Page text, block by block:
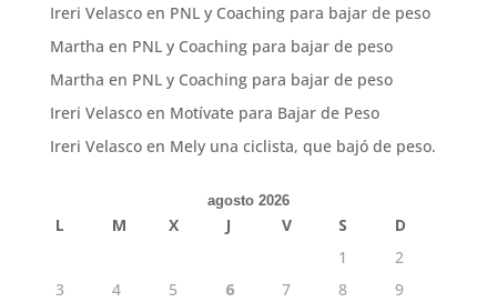
Ireri Velascoen PNL y Coaching para bajar de peso
Martha en PNL y Coaching para bajar de peso
Martha en PNL y Coaching para bajar de peso
Ireri Velascoen Motívate para Bajar de Peso
Ireri Velascoen Mely una ciclista, que bajó de peso.
agosto 2026
L M X J V S
D
1
2
3
4 5 6 7 8
9